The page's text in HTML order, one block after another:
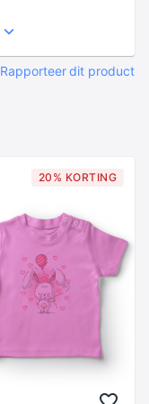
Rapporteer dit product
20% KORTING